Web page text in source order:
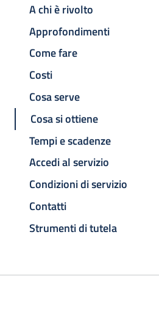
A chi è rivolto
Approfondimenti
Come fare
Costi
Cosa serve
Cosa si ottiene
Tempi e scadenze
Accedi al servizio
Condizioni di servizio
Contatti
Strumenti di tutela